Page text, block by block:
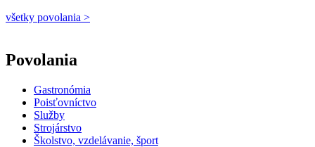
všetky povolania >
Povolania
Gastronómia
Poisťovníctvo
Služby
Strojárstvo
Školstvo, vzdelávanie, šport